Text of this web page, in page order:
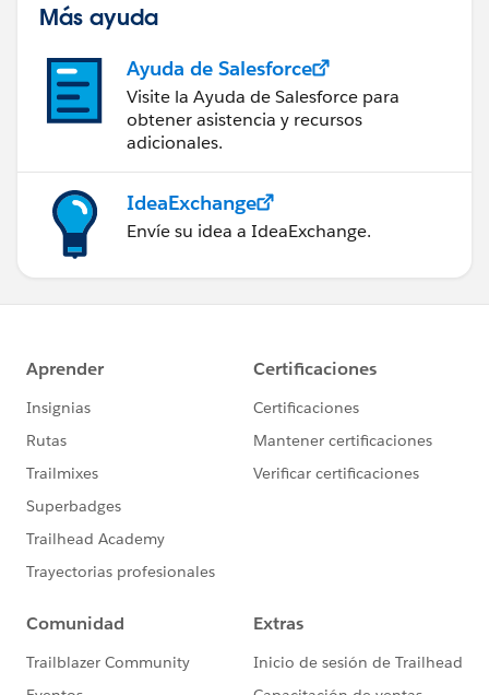
Más ayuda
Ayuda de Salesforce
Visite la Ayuda de Salesforce para
obtener asistencia y recursos
adicionales.
IdeaExchange
Envíe su idea a IdeaExchange.